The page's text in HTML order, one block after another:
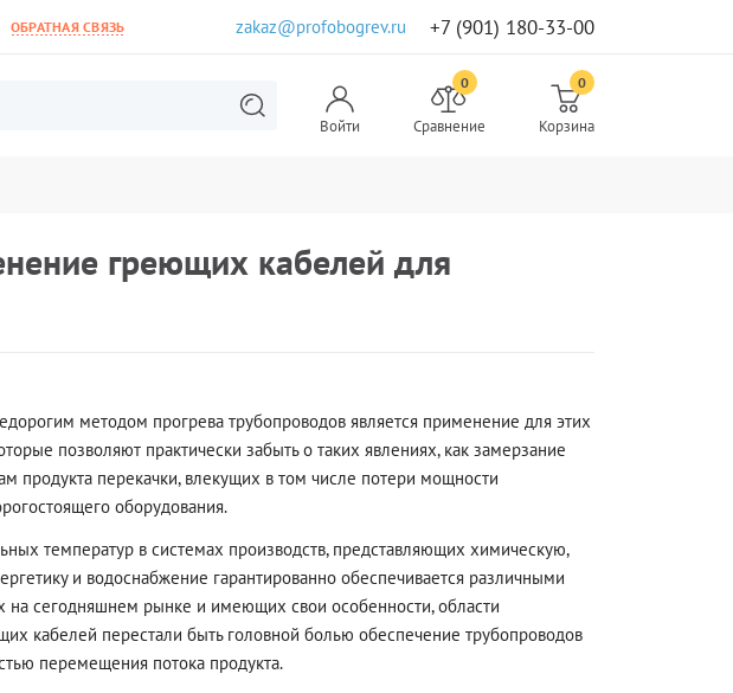
ОБРАТНАЯ СВЯЗЬ zakaz@profobogrev.ru +7 (901) 180-33-00
Войти
0
Сравнение
0
Корзина
греющих кабелей для
методом прогрева трубопроводов является применение для этих
позволяют практически забыть о таких явлениях, как замерзание
продукта перекачки, влекущих в том числе потери мощности
оборудования.
температур в системах производств, представляющих химическую,
и водоснабжение гарантированно обеспечивается различными
сегодняшнем рынке и имеющих свои особенности, области
кабелей перестали быть головной болью обеспечение трубопроводов
перемещения потока продукта.